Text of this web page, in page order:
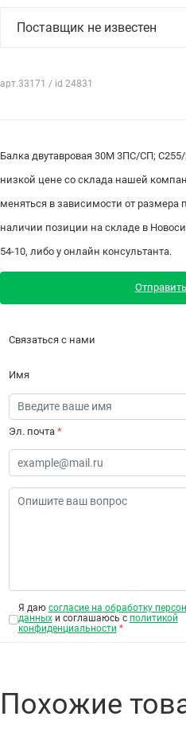
Поставщик не известен
арт.33171 / id 24831
Балка двутавровая 30М 3ПС/СП;
низкой цене со склада нашей
меняться в зависимости от
наличии позиции на складе в
54-10, либо у онлайн консультанта.
Связаться с нами
Имя
Эл. почта *
Я даю согласие на обработку
данныхи соглашаюсь с политикой
конфиденциальности *
Похожие